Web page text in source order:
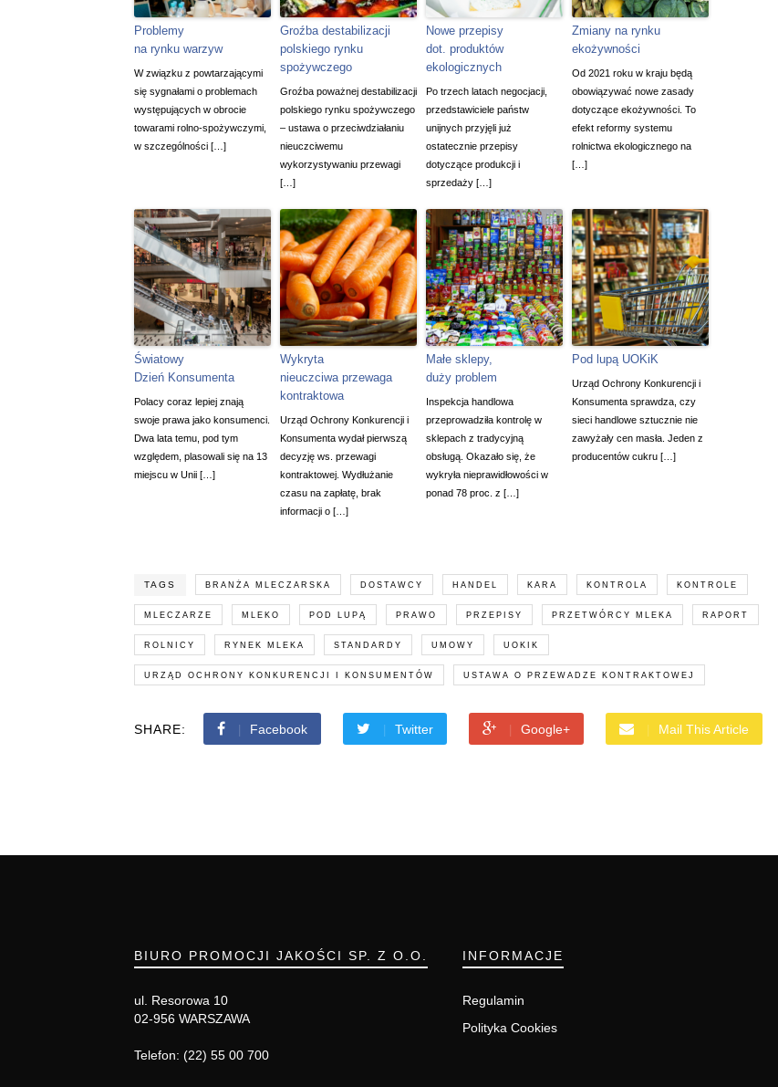
Problemy
na rynku warzyw
W związku z powtarzającymi
się sygnałami o problemach
występujących w obrocie
towarami rolno-spożywczymi,
w szczególności […]
Groźba destabilizacji
polskiego rynku
spożywczego
Groźba poważnej destabilizacji
polskiego rynku spożywczego
– ustawa o przeciwdziałaniu
nieuczciwemu
wykorzystywaniu przewagi
[…]
Nowe przepisy
dot. produktów
ekologicznych
Po trzech latach negocjacji,
przedstawiciele państw
unijnych przyjęli już
ostatecznie przepisy
dotyczące produkcji i
sprzedaży […]
Zmiany na rynku
ekożywności
Od 2021 roku w kraju będą
obowiązywać nowe zasady
dotyczące ekożywności. To
efekt reformy systemu
rolnictwa ekologicznego na
[…]
Światowy
Dzień Konsumenta
Polacy coraz lepiej znają
swoje prawa jako konsumenci.
Dwa lata temu, pod tym
względem, plasowali się na 13
miejscu w Unii […]
Wykryta
nieuczciwa przewaga
kontraktowa
Urząd Ochrony Konkurencji i
Konsumenta wydał pierwszą
decyzję ws. przewagi
kontraktowej. Wydłużanie
czasu na zapłatę, brak
informacji o […]
Małe sklepy,
duży problem
Inspekcja handlowa
przeprowadziła kontrolę w
sklepach z tradycyjną
obsługą. Okazało się, że
wykryła nieprawidłowości w
ponad 78 proc. z […]
Pod lupą UOKiK
Urząd Ochrony Konkurencji i
Konsumenta sprawdza, czy
sieci handlowe sztucznie nie
zawyżały cen masła. Jeden z
producentów cukru […]
TAGS BRANŻA MLECZARSKA DOSTAWCY HANDEL KARA KONTROLA KONTROLE
MLECZARZE MLEKO POD LUPĄ PRAWO PRZEPISY PRZETWÓRCY MLEKA RAPORT
ROLNICY RYNEK MLEKA STANDARDY UMOWY UOKIK
URZĄD OCHRONY KONKURENCJI I KONSUMENTÓW USTAWA O PRZEWADZE KONTRAKTOWEJ
SHARE: Facebook Twitter Google+ Mail This Article
BIURO PROMOCJI JAKOŚCI SP. Z O.O.
ul. Resorowa 10
02-956 WARSZAWA
Telefon: (22) 55 00 700
INFORMACJE
Regulamin
Polityka Cookies